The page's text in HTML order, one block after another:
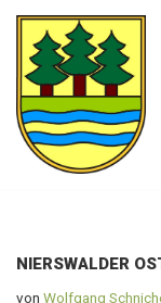
Zum
Inhalt
springen
NIERSWALDER
von Wolfgang